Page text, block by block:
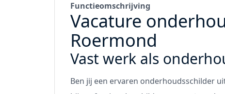
Functieomschrijving
Vacature
Roermond
Vast werk als
Ben jij een ervaren onderhoudsschilder